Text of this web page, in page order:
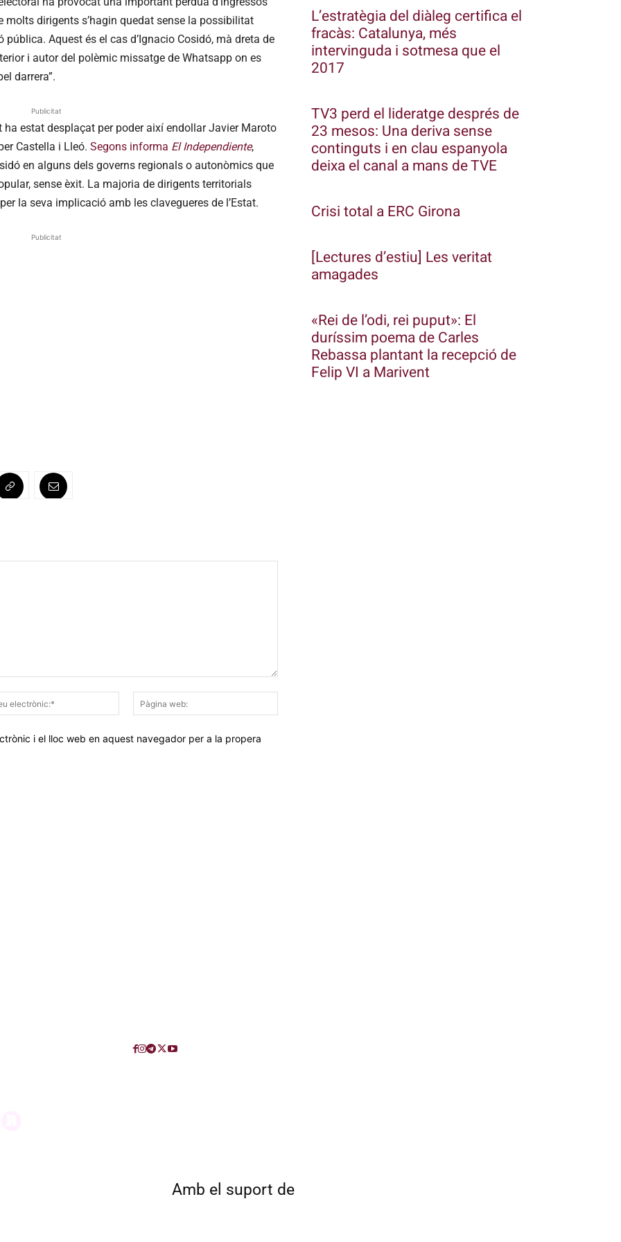
dirigents s’hagin quedat sense la possibilitat
pública. Aquest és el cas d’Ignacio Cosidó, mà dreta de
i autor del polèmic missatge de Whatsapp on es
darrera”.
Publicitat
estat desplaçat per poder així endollar Javier Maroto
Castella i Lleó. Segons informa El Independiente,
en alguns dels governs regionals o autonòmics que
sense èxit. La majoria de dirigents territorials
la seva implicació amb les clavegueres de l’Estat.
Publicitat
Correu
electrònic:*
web:
i el lloc web en aquest navegador per a la propera
L’estratègia del diàleg certifica el
fracàs: Catalunya, més
intervinguda i sotmesa que el
2017
TV3 perd el lideratge després de
23 mesos: Una deriva sense
continguts i en clau espanyola
deixa el canal a mans de TVE
Crisi total a ERC Girona
[Lectures d’estiu] Les veritat
amagades
«Rei de l’odi, rei puput»: El
duríssim poema de Carles
Rebassa plantant la recepció de
Felip VI a Marivent
Amb el suport de